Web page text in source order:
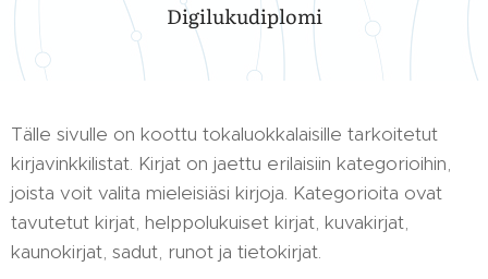
Digilukudiplomi
Tälle sivulle on koottu tokaluokkalaisille tarkoitetut
kirjavinkkilistat. Kirjat on jaettu erilaisiin kategorioihin,
joista voit valita mieleisiäsi kirjoja. Kategorioita ovat
tavutetut kirjat, helppolukuiset kirjat, kuvakirjat,
kaunokirjat, sadut, runot ja tietokirjat.